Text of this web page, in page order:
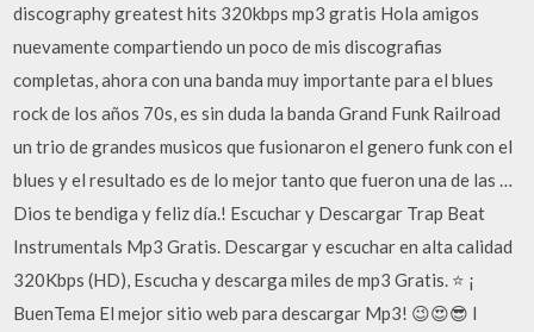
discography greatest hits 320kbps mp3 gratis Hola amigos
nuevamente compartiendo un poco de mis discografias
completas, ahora con una banda muy importante para el blues
rock de los años 70s, es sin duda la banda Grand Funk Railroad
un trio de grandes musicos que fusionaron el genero funk con el
blues y el resultado es de lo mejor tanto que fueron una de las …
Dios te bendiga y feliz día.! Escuchar y Descargar Trap Beat
Instrumentals Mp3 Gratis. Descargar y escuchar en alta calidad
320Kbps (HD), Escucha y descarga miles de mp3 Gratis. ⭐ ¡
BuenTema El mejor sitio web para descargar Mp3! 😉😍😎 I